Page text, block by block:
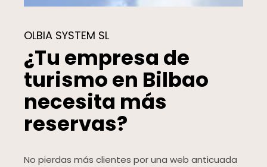
OLBIA SYSTEM SL
¿Tu empresa de
turismo en Bilbao
necesita más
reservas?
No pierdas más clientes por una web anticuada